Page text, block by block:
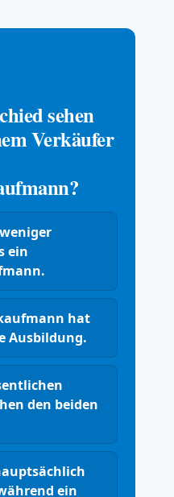
sehen
Verkäufer
ein
hat
Ausbildung.
den beiden
ein